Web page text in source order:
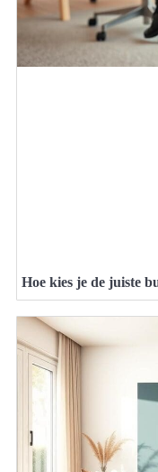
Hoe kies je de juiste